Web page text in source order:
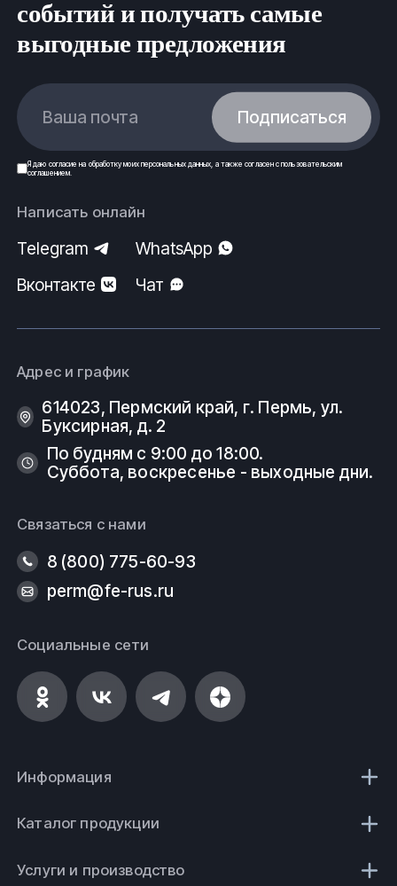
событий и получать самые
выгодные предложения
Ваша почта Подписаться
Я даю согласие на обработку моих персональных данных , а также согласен спользовательским
соглашением.
Написать онлайн
Telegram
WhatsApp
Вконтакте
Чат
Адрес и график
614023, Пермский край, г. Пермь, ул.
Буксирная, д. 2
По будням с 9:00 до 18:00.
Суббота, воскресенье - выходные дни.
Связаться с нами
8 (800) 775-60-93
perm@fe-rus.ru
Социальные сети
Информация
Каталог продукции
Услуги и производство